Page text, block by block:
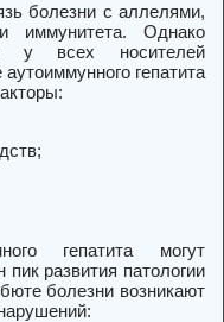
болезни с аллелями,
иммунитета. Однако
у всех носителей
гепатита
гепатита могут
развития патологии
болезни возникают